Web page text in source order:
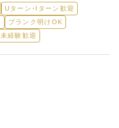
Uターン・Iターン歓迎
ブランク明けOK
未経験歓迎